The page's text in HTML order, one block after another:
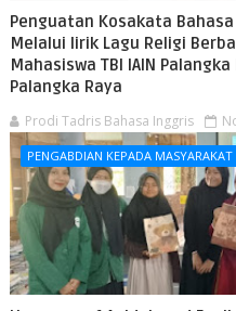
Penguatan Kosakata
Melalui lirik Lagu Religi
Mahasiswa TBI IAIN
Palangka Raya
Prodi Tadris Bahasa Inggris
PENGABDIAN KEPADA MASYARAKAT